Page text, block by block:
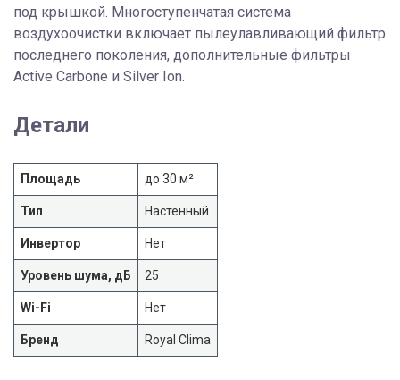
под крышкой. Многоступенчатая система
воздухоочистки включает пылеулавливающий фильтр
последнего поколения, дополнительные фильтры
Active Carbone и Silver Ion.
Детали
Площадь до 30 м²
Тип Настенный
Инвертор Нет
Уровень шума, дБ 25
Wi-Fi Нет
Бренд Royal Clima